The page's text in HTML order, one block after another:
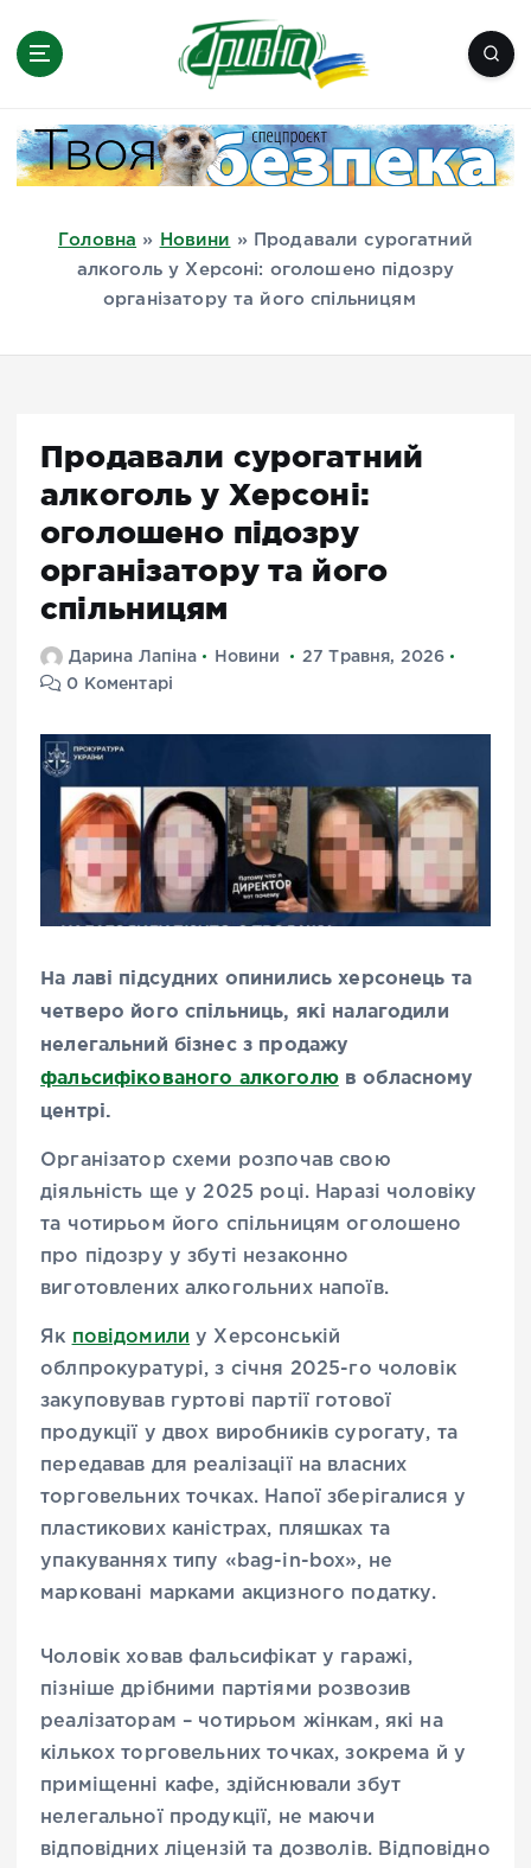
Миколаїв, Одеса, Мелітополь
Головна » Новини »
Продавали сурогатний
алкоголь у Херсоні: оголошено підозру
організатору та його спільницям
Продавали сурогатний
алкоголь у Херсоні:
оголошено підозру
організатору та його
спільницям
Дарина Лапіна Новини
27 Травня, 2026
0 Коментарі
На лаві підсудних опинились херсонець та
четверо його спільниць, які налагодили
нелегальний бізнес з продажу
фальсифікованого алкоголюв обласному
центрі.
Організатор схеми розпочав свою
діяльність ще у 2025 році. Наразі чоловіку
та чотирьом його спільницям оголошено
про підозру у збуті незаконно
виготовлених алкогольних напоїв.
Як повідомили у Херсонській
облпрокуратурі, з січня 2025-го чоловік
закуповував гуртові партії готової
продукції у двох виробників сурогату, та
передавав для реалізації на власних
торговельних точках. Напої зберігалися у
пластикових каністрах, пляшках та
упакуваннях типу «bag-in-box», не
марковані марками акцизного податку.
Чоловік ховав фальсифікат у гаражі,
пізніше дрібними партіями розвозив
реалізаторам – чотирьом жінкам, які на
кількох торговельних точках, зокрема й у
приміщенні кафе, здійснювали збут
нелегальної продукції, не маючи
відповідних ліцензій та дозволів. Відповідно